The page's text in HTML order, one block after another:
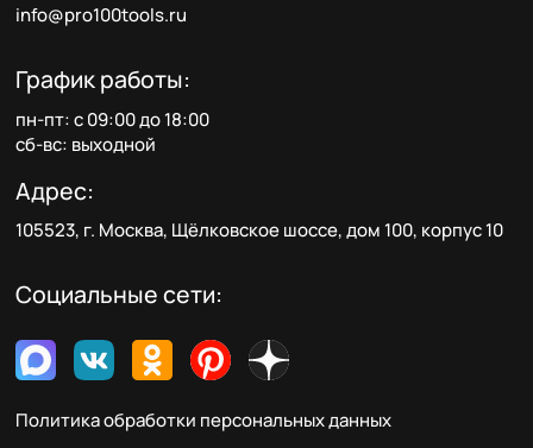
info@pro100tools.ru
График работы:
пн-пт: с 09:00 до 18:00
сб-вс: выходной
Адрес:
105523, г. Москва, Щёлковское шоссе, дом 100, корпус 10
Социальные сети:
Политика обработки персональных данных